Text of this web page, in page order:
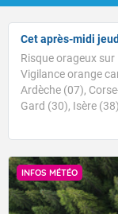
Cet après-midi
Risque orageux sur
Vigilance orange
Ardèche (07),
Gard (30), Isère
INFOS MÉTÉO